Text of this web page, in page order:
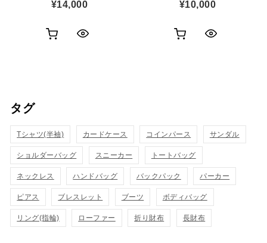
¥14,000 ¥10,000
タグ
Tシャツ(半袖) カードケース コインパース サンダル
ショルダーバッグ スニーカー トートバッグ
ネックレス ハンドバッグ バックパック パーカー
ピアス ブレスレット ブーツ ボディバッグ
リング(指輪) ローファー 折り財布 長財布